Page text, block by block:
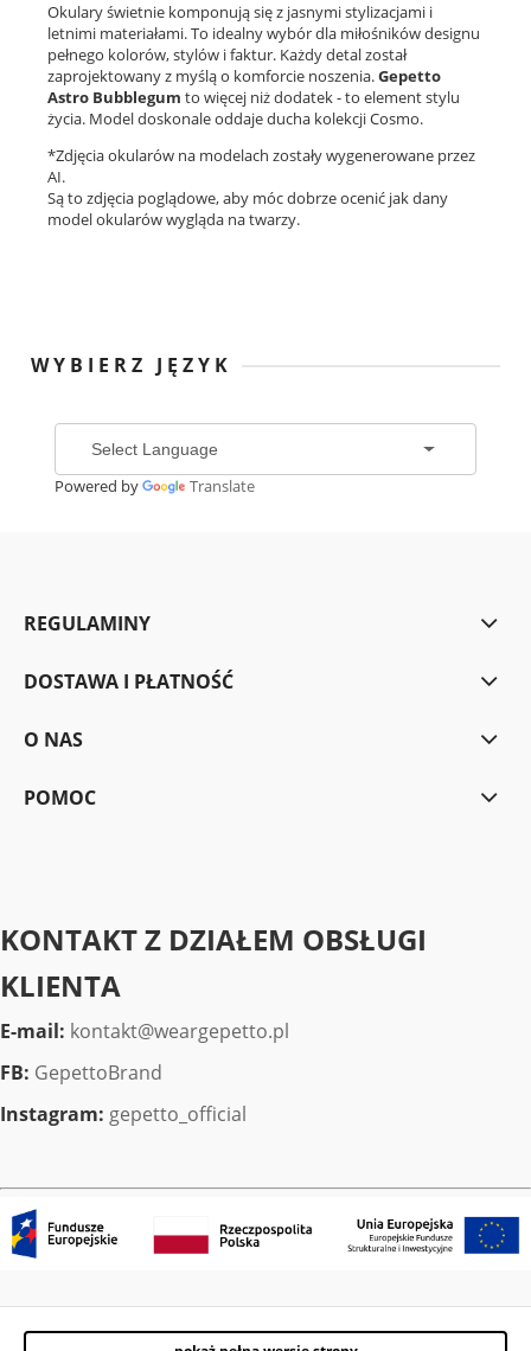
Okulary świetnie komponują się z jasnymi stylizacjami i
letnimi materiałami. To idealny wybór dla miłośników designu
pełnego kolorów, stylów i faktur. Każdy detal został
zaprojektowany z myślą o komforcie noszenia.Gepetto
Astro Bubblegum to więcej niż dodatek - to element stylu
życia. Model doskonale oddaje ducha kolekcji Cosmo.
*Zdjęcia okularów na modelach zostały wygenerowane przez
AI.
Są to zdjęcia poglądowe, aby móc dobrze ocenić jak dany
model okularów wygląda na twarzy.
WYBIERZ JĘZYK
Powered by Translate
REGULAMINY
DOSTAWA I PŁATNOŚĆ
O NAS
POMOC
KONTAKT Z DZIAŁEM OBSŁUGI
KLIENTA
E-mail: kontakt@weargepetto.pl
FB: GepettoBrand
Instagram: gepetto_official